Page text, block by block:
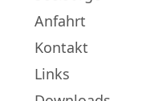
Anfahrt
Kontakt
Links